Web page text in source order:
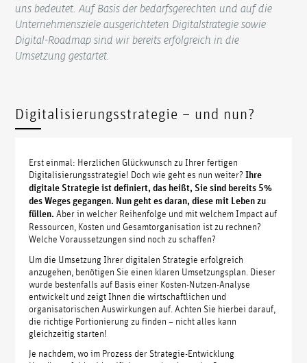
uns bedeutet. Auf Basis der bedarfsgerechten und auf die
Unternehmensziele ausgerichteten Digitalstrategie sowie
Digital-Roadmap sind wir bereits erfolgreich in die
Umsetzung gestartet.
Digitalisierungsstrategie – und nun?
Erst einmal: Herzlichen Glückwunsch zu Ihrer fertigen
Digitalisierungsstrategie! Doch wie geht es nun weiter?Ihre
digitale Strategie ist definiert, das heißt, Sie sind bereits 5%
des Weges gegangen. Nun geht es daran, diese mit Leben zu
füllen. Aber in welcher Reihenfolge und mit welchem Impact auf
Ressourcen, Kosten und Gesamtorganisation ist zu rechnen?
Welche Voraussetzungen sind noch zu schaffen?
Um die Umsetzung Ihrer digitalen Strategie erfolgreich
anzugehen, benötigen Sie einen klaren Umsetzungsplan. Dieser
wurde bestenfalls auf Basis einer Kosten-Nutzen-Analyse
entwickelt und zeigt Ihnen die wirtschaftlichen und
organisatorischen Auswirkungen auf. Achten Sie hierbei darauf,
die richtige Portionierung zu finden – nicht alles kann
gleichzeitig starten!
Je nachdem, wo im Prozess der Strategie-Entwicklung